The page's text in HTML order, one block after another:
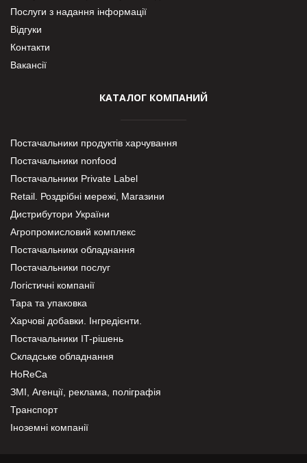
Послуги з надання інформації
Відгуки
Контакти
Вакансії
КАТАЛОГ КОМПАНИЙ
Постачальники продуктів харчування
Постачальники nonfood
Постачальники Private Label
Retail. Роздрібні мережі, Магазини
Дистрибутори України
Агропромисловий комплекс
Постачальники обладнання
Постачальники послуг
Логістичні компанії
Тара та упаковка
Харчові добавки. Інгредієнти.
Постачальники IT-рішень
Складське обладнання
HoReCa
ЗМІ, Агенції, реклама, поліграфія
Транспорт
Іноземні компанії